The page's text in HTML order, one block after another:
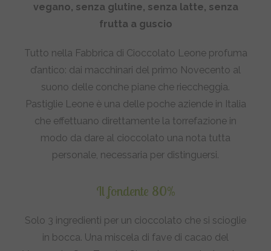
vegano, senza glutine, senza latte, senza
frutta a guscio
Tutto nella Fabbrica di Cioccolato Leone profuma
d’antico: dai macchinari del primo Novecento al
suono delle conche piane che rieccheggia.
Pastiglie Leone è una delle poche aziende in Italia
che effettuano direttamente la torrefazione in
modo da dare al cioccolato una nota tutta
personale, necessaria per distinguersi.
Il fondente 80%
Solo 3 ingredienti per un cioccolato che si scioglie
in bocca. Una miscela di fave di cacao del